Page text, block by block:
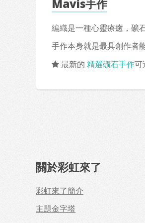
Mavis手作
編織是一種心靈療癒，礦
手作本身就是最具創作者
最新的 精選礦石手作可
關於彩虹來了
彩虹來了簡介
主題金字塔